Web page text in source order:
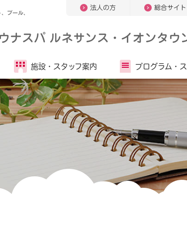
プール、
法人の方 総合サイ
ナスパ ルネサンス・イオンタウ
施設・ スタッフ案内 プログラム・